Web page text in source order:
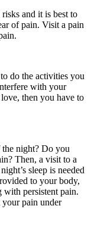
and it is best to
of pain. Visit a pain
do the activities you
with your
then you have to
night? Do you
Then, a visit to a
sleep is needed
to your body,
with persistent pain.
your pain under